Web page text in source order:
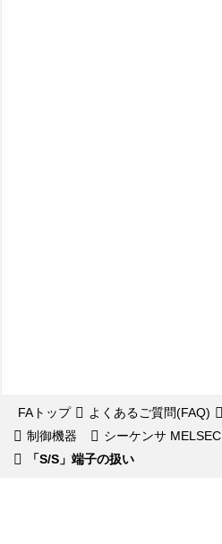
FAトップ よくあるご質問(FAQ)
制御機器
シーケンサ MELSEC
「S/S」端子の扱い